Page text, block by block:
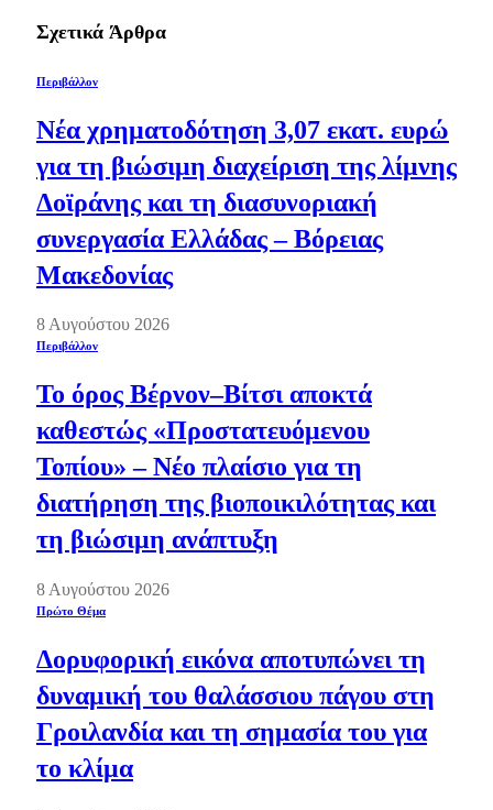
Σχετικά Άρθρα
Περιβάλλον
Νέα χρηματοδότηση 3,07 εκατ. ευρώ
για τη βιώσιμη διαχείριση της λίμνης
Δοϊράνης και τη διασυνοριακή
συνεργασία Ελλάδας – Βόρειας
Μακεδονίας
8 Αυγούστου 2026
Περιβάλλον
Το όρος Βέρνον–Βίτσι αποκτά
καθεστώς «Προστατευόμενου
Τοπίου» – Νέο πλαίσιο για τη
διατήρηση της βιοποικιλότητας και
τη βιώσιμη ανάπτυξη
8 Αυγούστου 2026
Πρώτο Θέμα
Δορυφορική εικόνα αποτυπώνει τη
δυναμική του θαλάσσιου πάγου στη
Γροιλανδία και τη σημασία του για
το κλίμα